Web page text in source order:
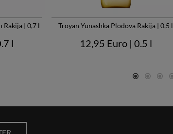
Rakija | 0,7 l
l
Troyan Yunashka Plodova Rakija | 0,5 l
12,95 Euro| 0.5 l